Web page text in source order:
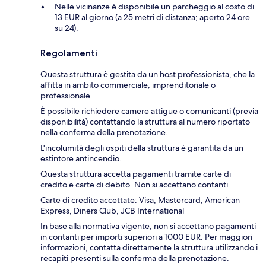
Nelle vicinanze è disponibile un parcheggio al costo di
13 EUR al giorno (a 25 metri di distanza; aperto 24 ore
su 24).
Regolamenti
Questa struttura è gestita da un host professionista, che la
affitta in ambito commerciale, imprenditoriale o
professionale.
È possibile richiedere camere attigue o comunicanti (previa
disponibilità) contattando la struttura al numero riportato
nella conferma della prenotazione.
L'incolumità degli ospiti della struttura è garantita da un
estintore antincendio.
Questa struttura accetta pagamenti tramite carte di
credito e carte di debito. Non si accettano contanti.
Carte di credito accettate: Visa, Mastercard, American
Express, Diners Club, JCB International
In base alla normativa vigente, non si accettano pagamenti
in contanti per importi superiori a 1000 EUR. Per maggiori
informazioni, contatta direttamente la struttura utilizzando i
recapiti presenti sulla conferma della prenotazione.